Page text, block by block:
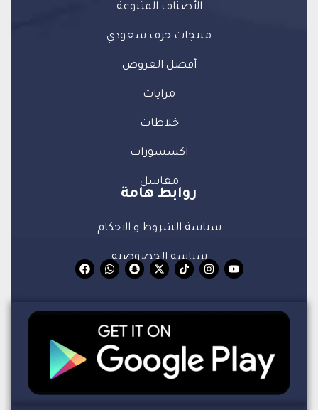
الأصناف المتنوعة
منتجات خزف سعودي
أفضل العروض
مرايات
خلاطات
اكسسورات
مغاسل
روابط هامة
سياسة الشروط و الاحكام
سياسة الخصوصية